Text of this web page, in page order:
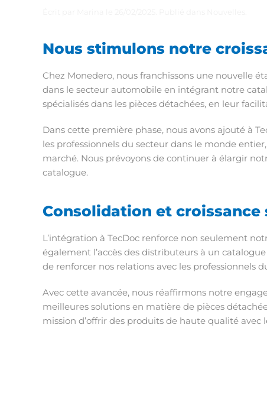
Nous stimulons notre
Chez Monedero, nous franchissons une nouvelle
dans le secteur automobile en intégrant notre
spécialisés dans les pièces détachées, en leur
Dans cette première phase, nous avons ajouté à
les professionnels du secteur dans le monde
marché. Nous prévoyons de continuer à élargir
catalogue.
Consolidation et croissance
L’intégration à TecDoc renforce non seulement
également l’accès des distributeurs à un
de renforcer nos relations avec les professionnels
Avec cette avancée, nous réaffirmons notre
meilleures solutions en matière de pièces
mission d’offrir des produits de haute qualité avec